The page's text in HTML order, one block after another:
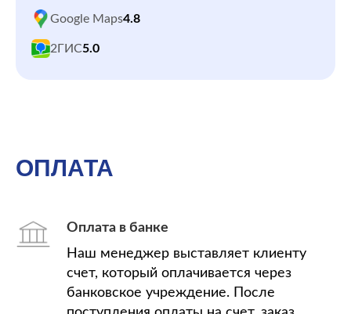
Google Maps4.8
2ГИС5.0
ОПЛАТА
Оплата в банке
Наш менеджер выставляет клиенту
счет, который оплачивается через
банковское учреждение. После